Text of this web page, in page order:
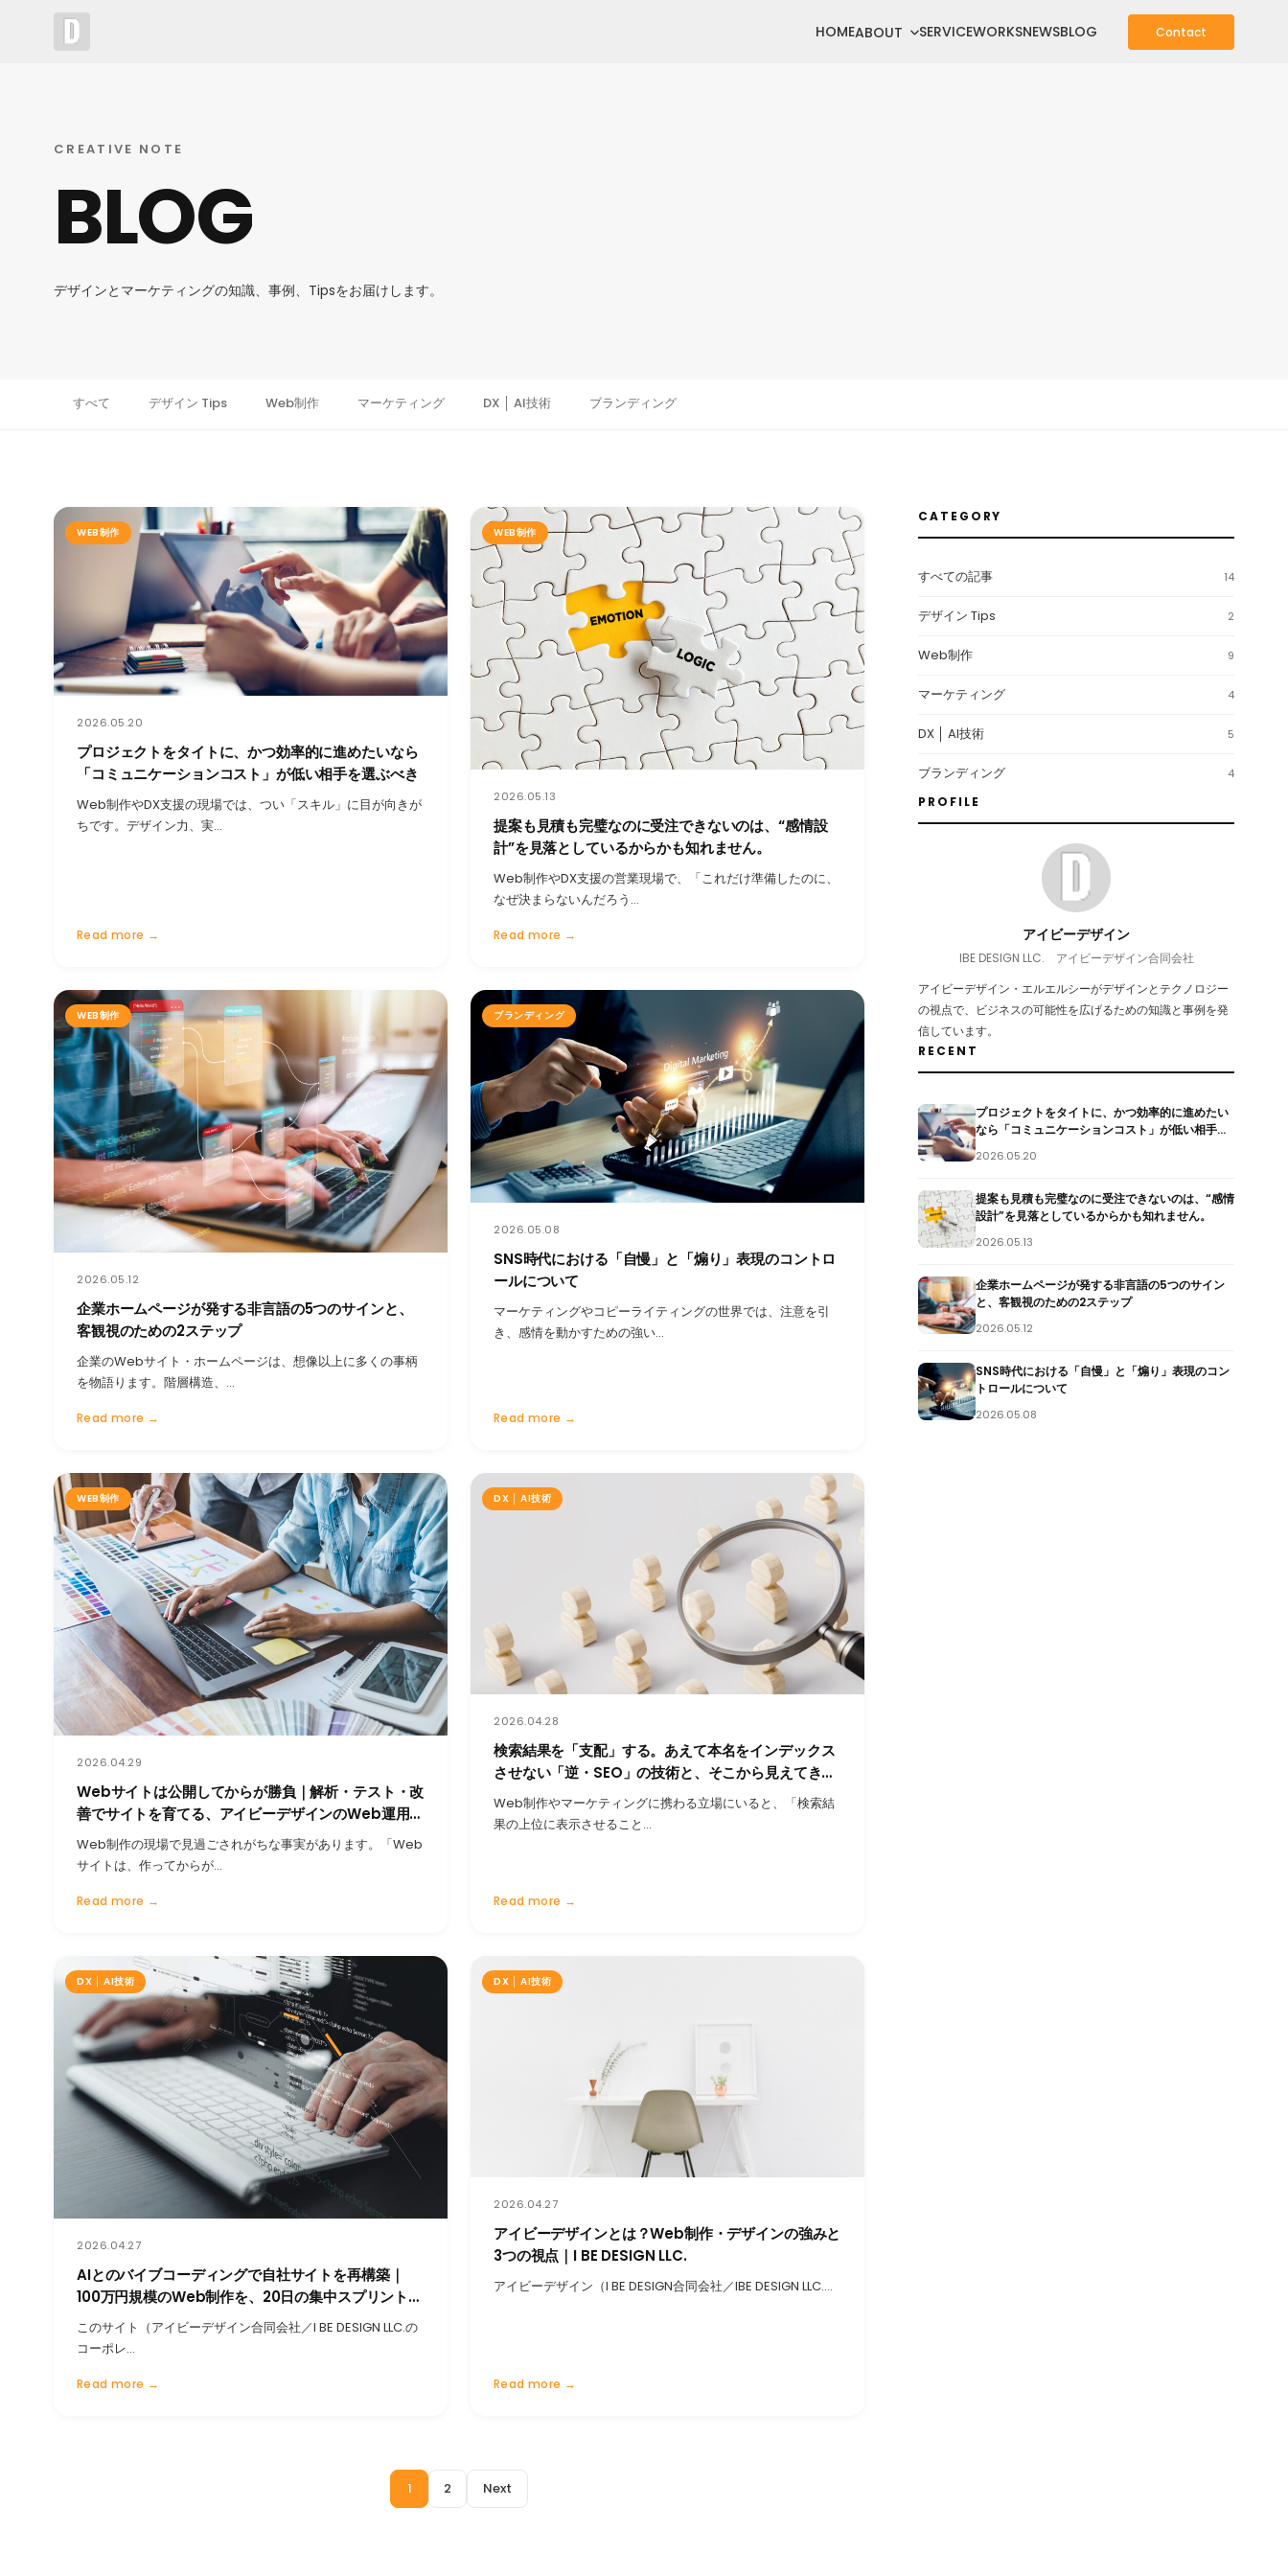
HOMEABOUT SERVICEWORKSNEWSBLOG Contact
CREATIVE NOTE
BLOG
デザインとマーケティングの知識、事例、Tipsをお届けします。
すべて デザイン Tips Web制作 マーケティング DX │ AI技術 ブランディング
WEB制作
2026.05.20
プロジェクトをタイトに、かつ効率的に進めたいなら
「コミュニケーションコスト」が低い相手を選ぶべき
Web制作やDX支援の現場では、つい「スキル」に目が向きが
ちです。デザイン力、実…
Read more →
WEB制作
2026.05.13
提案も見積も完璧なのに受注できないのは、“感情設
計”を見落としているからかも知れません。
Web制作やDX支援の営業現場で、「これだけ準備したのに、
なぜ決まらないんだろう…
Read more →
WEB制作
2026.05.12
企業ホームページが発する非言語の5つのサインと、
客観視のための2ステップ
企業のWebサイト・ホームページは、想像以上に多くの事柄
を物語ります。階層構造、…
Read more →
ブランディング
2026.05.08
SNS時代における「自慢」と「煽り」表現のコントロ
ールについて
マーケティングやコピーライティングの世界では、注意を引
き、感情を動かすための強い…
Read more →
WEB制作
2026.04.29
Webサイトは公開してからが勝負｜解析・テスト・改
善でサイトを育てる、アイビーデザインのWeb運用思
想
Web制作の現場で見過ごされがちな事実があります。「Web
サイトは、作ってからが…
Read more →
DX │ AI技術
2026.04.28
検索結果を「支配」する。あえて本名をインデックス
させない「逆・SEO」の技術と、そこから見えてきた
Web集客の本質
Web制作やマーケティングに携わる立場にいると、「検索結
果の上位に表示させること…
Read more →
DX │ AI技術
2026.04.27
AIとのバイブコーディングで自社サイトを再構築｜
100万円規模のWeb制作を、20日の集中スプリントと
AI利用料2万で仕上げたケーススタディ
このサイト（アイビーデザイン合同会社／I BE DESIGN LLC.の
コーポレ…
Read more →
DX │ AI技術
2026.04.27
アイビーデザインとは？Web制作・デザインの強みと
3つの視点｜I BE DESIGN LLC.
アイビーデザイン（I BE DESIGN合同会社／IBE DESIGN LLC.…
Read more →
1 2 Next
CATEGORY
すべての記事 14
デザイン Tips 2
Web制作 9
マーケティング 4
DX │ AI技術 5
ブランディング 4
PROFILE
アイビーデザイン
IBE DESIGN LLC. アイビーデザイン合同会社
アイビーデザイン・エルエルシーがデザインとテクノロジー
の視点で、ビジネスの可能性を広げるための知識と事例を発
信しています。
RECENT
プロジェクトをタイトに、かつ効率的に進めたい
なら「コミュニケーションコスト」が低い相手を
2026.05.20
提案も見積も完璧なのに受注できないのは、“感情
設計”を見落としているからかも知れません。
2026.05.13
企業ホームページが発する非言語の5つのサイン
と、客観視のための2ステップ
2026.05.12
SNS時代における「自慢」と「煽り」表現のコン
トロールについて
2026.05.08